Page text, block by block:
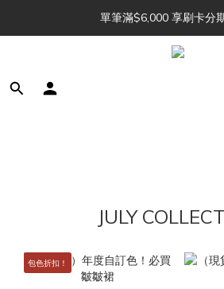
Julu. 訂單追加中
單筆滿$6,000 享刷卡分
Julu. 訂單追加中 🔖
JULY
包色折扣！